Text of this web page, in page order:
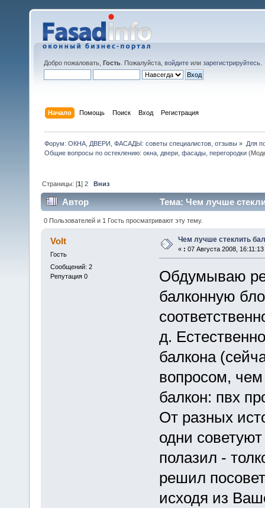
Добро пожаловать, Гость . Пожалуйста, войдите или зарегистрируйтесь
Начало Помощь Поиск Вход Регистрация
Форум: ОКНА, ДВЕРИ, ФАСАДЫ: советы специалистов, отзывы » Для
Общие вопросы по остеклению: окна, двери, фасады, перегородки
Страницы: [1]2 Вниз
Автор Тема: Чем лучше
0 Пользователей и 1 Гость просматривают эту тему.
Volt
Гость
Сообщений: 2
Репутация 0
Чем лучше стеклить
« : 07 Августа 2008, 16:11:13
Обдумываю
балконную
д.
балкона
вопросом,
балкон: пвх
От разных
одни
полазил -
решил
исходя из